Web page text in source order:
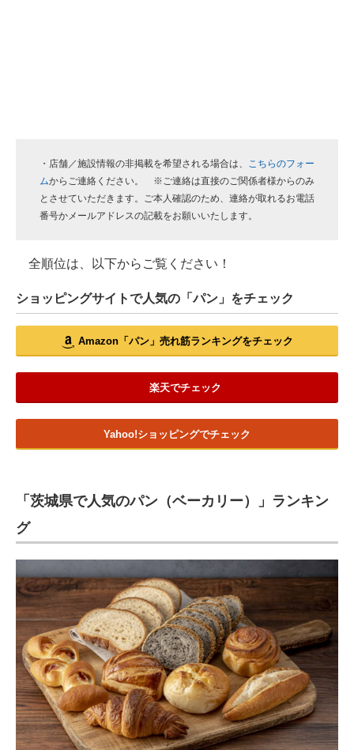
・店舗／施設情報の非掲載を希望される場合は、 こちらのフォー
ムからご連絡ください。 ※ご連絡は直接のご関係者様からのみ
とさせていただきます。ご本人確認のため、連絡が取れるお電話
番号かメールアドレスの記載をお願いいたします。
全順位は、以下からご覧ください！
ショッピングサイトで人気の「パン」をチェック
Amazon「パン」売れ筋ランキングをチェック
楽天でチェック
Yahoo!ショッピングでチェック
「茨城県で人気のパン（ベーカリー）」ランキン
グ